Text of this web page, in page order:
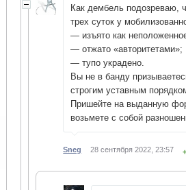
Как дембель подозреваю,
трех суток у
— изъято как
— отжато «авторитетами»;
— тупо украдено.
Вы не в банду
строгим уставным
Пришейте на выданную
возьмете с собой
Sneg 28 сентября 2022, 23:57